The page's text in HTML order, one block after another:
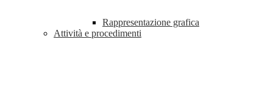
Rappresentazione grafica
Attività e procedimenti